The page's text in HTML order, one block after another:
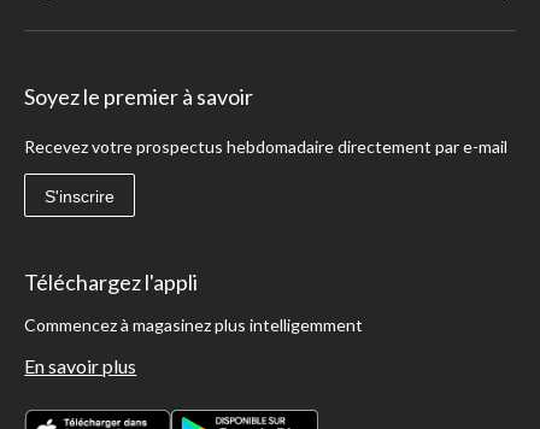
Soyez le premier à savoir
Recevez votre prospectus hebdomadaire directement par e-mail
S'inscrire
Téléchargez l'appli
Commencez à magasinez plus intelligemment
En savoir plus